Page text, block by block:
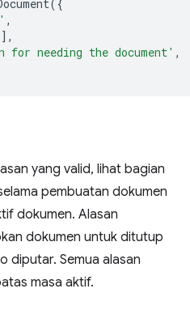
({
,
],
for needing the document' ,
yang valid, lihat bagian
pembuatan dokumen
dokumen. Alasan
dokumen untuk ditutup
diputar. Semua alasan
masa aktif.